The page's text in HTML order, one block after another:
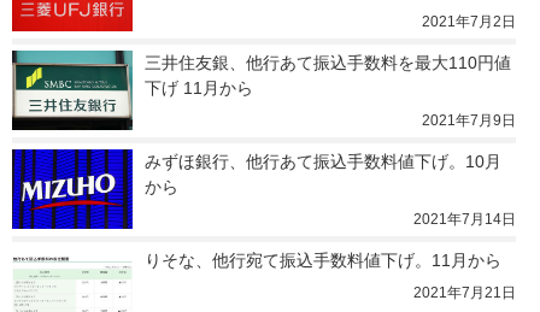
2021年7月2日
三井住友銀、他行あて振込手数料を最大110円値
下げ 11月から
2021年7月9日
みずほ銀行、他行あて振込手数料値下げ。10月
から
2021年7月14日
りそな、他行宛て振込手数料値下げ。11月から
2021年7月21日